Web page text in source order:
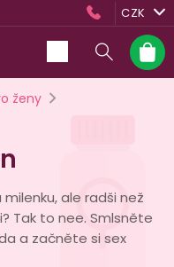
CZK
košík
ženy
ale radši než
Tak to nee. Smlsněte
a začněte si sex